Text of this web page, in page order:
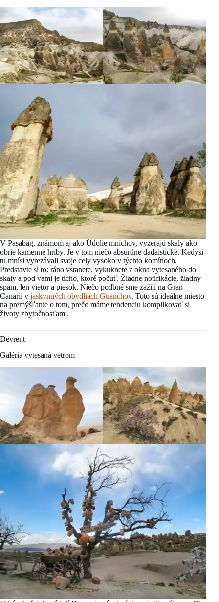
V Pasabag, známom aj ako Údolie mníchov, vyzerajú skaly ako
obrie kamenné hríby. Je v tom niečo absurdne dadaistické. Kedysi
tu mnísi vyrezávali svoje cely vysoko v týchto komínoch.
Predstavte si to: ráno vstanete, vykuknete z okna vytesaného do
skaly a pod vami je ticho, ktoré počuť. Žiadne notifikácie, žiadny
spam, len vietor a piesok. Niečo podbné sme zažili na Gran
Canarii v jaskynných obydliach Guanchov. Toto sú ideálne miesto
na premýšľanie o tom, prečo máme tendenciu komplikovať si
životy zbytočnosťami.
Devrent
Galéria vytesaná vetrom